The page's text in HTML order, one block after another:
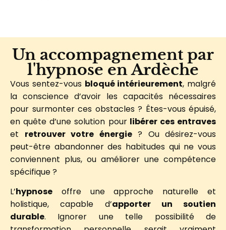
Un accompagnement par
l'hypnose en Ardèche
Vous sentez-vous bloqué intérieurement, malgré
la conscience d’avoir les capacités nécessaires
pour surmonter ces obstacles ? Êtes-vous épuisé,
en quête d’une solution pourlibérer ces entraves
et retrouver votre énergie? Ou désirez-vous
peut-être abandonner des habitudes qui ne vous
conviennent plus, ou améliorer une compétence
spécifique ?
L’hypnose offre une approche naturelle et
holistique, capable d’apporter un soutien
durable. Ignorer une telle possibilité de